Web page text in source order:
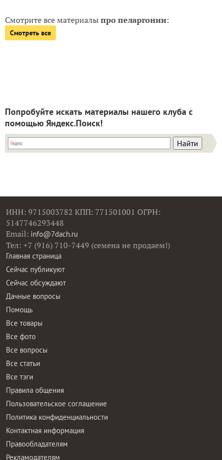
Смотрите все материалыпро пеларгонии:
Смотреть все
Попробуйте искать материалы нашего клуба с
помощью Яндекс.Поиск!
ИНН: 9715003782 КПП: 771501001 ОГРН:
5147746293448
Email: info@7dach.ru
Тел: +7 (916) 710-7449 (семена не продаем!)
Главная страница
Сейчас публикуют
Сейчас обсуждают
Дачные вопросы
Помощь
Все товары
Все фото
Все вопросы
Все статьи
Все тэги
Правила общения
Пользовательское соглашение
Политика конфиденциальности
Контактная информация
Правообладателям
Рекламодателям